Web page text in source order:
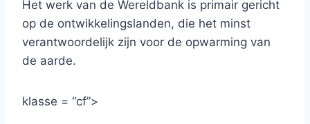
Het werk van de Wereldbank is primair gericht
op de ontwikkelingslanden, die het minst
verantwoordelijk zijn voor de opwarming van
de aarde.
klasse = “cf”>